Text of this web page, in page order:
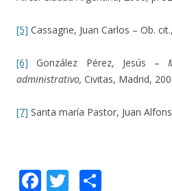
[5] Cassagne, Juan Carlos – Ob.
[6] González Pérez, Jesús –
administrativo, Civitas, Madrid,
[7] Santa maría Pastor, Juan
F T